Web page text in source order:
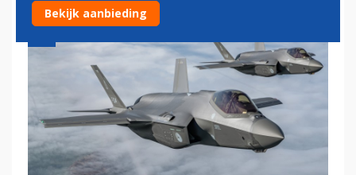
Bekijk aanbieding